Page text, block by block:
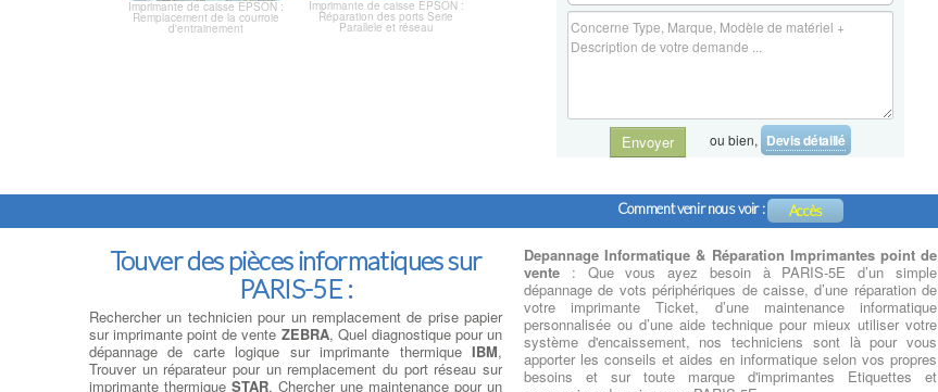
Imprimante de caisse EPSON :
Remplacement de la courroie
d'entrainement
Imprimante de caisse EPSON :
Réparation des ports Serie
Parallele et réseau
Envoyer ou bien, Devis détaillé
Comment venir nous voir : Accès
Touver des pièces informatiques sur
PARIS-5E :
Rechercher un technicien pour un remplacement de prise papier
sur imprimante point de vente ZEBRA, Quel diagnostique pour un
dépannage de carte logique sur imprimante thermique IBM,
Trouver un réparateur pour un remplacement du port réseau sur
imprimante thermique STAR, Chercher une maintenance pour un
Depannage Informatique & Réparation Imprimantes point de
vente : Que vous ayez besoin à PARIS-5E d’un simple
dépannage de vots périphériques de caisse, d’une réparation de
votre imprimante Ticket, d’une maintenance informatique
personnalisée ou d’une aide technique pour mieux utiliser votre
système d'encaissement, nos techniciens sont là pour vous
apporter les conseils et aides en informatique selon vos propres
besoins et sur toute marque d'imprimantes Etiquettes et